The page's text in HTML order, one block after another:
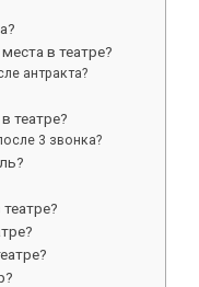
в театре?
антракта?
театре?
3 звонка?